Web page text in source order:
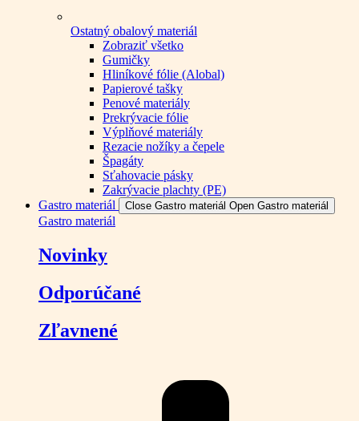
Ostatný obalový materiál
Zobraziť všetko
Gumičky
Hliníkové fólie (Alobal)
Papierové tašky
Penové materiály
Prekrývacie fólie
Výplňové materiály
Rezacie nožíky a čepele
Špagáty
Sťahovacie pásky
Zakrývacie plachty (PE)
Gastro materiál
Close Gastro materiál Open Gastro materiál
Gastro materiál
Novinky
Odporúčané
Zľavnené